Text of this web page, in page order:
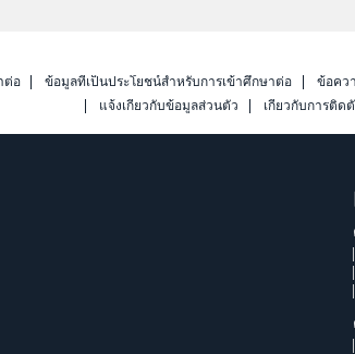
ต่อ ข้อมูลที่เป็นประโยชน์สำหรับการเข้าศึกษาต่อ ข้อคว
แจ้งเกี่ยวกับข้อมูลส่วนตัว
เกี่ยวกับการติด